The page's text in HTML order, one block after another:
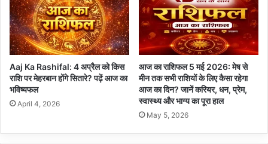
Aaj Ka Rashifal: 4 अप्रैल को किस
राशि पर मेहरबान होंगे सितारे? पढ़ें आज का
भविष्यफल
April 4, 2026
आज का राशिफल 5 मई 2026: मेष से
मीन तक सभी राशियों के लिए कैसा रहेगा
आज का दिन? जानें करियर, धन, प्रेम,
स्वास्थ्य और भाग्य का पूरा हाल
May 5, 2026